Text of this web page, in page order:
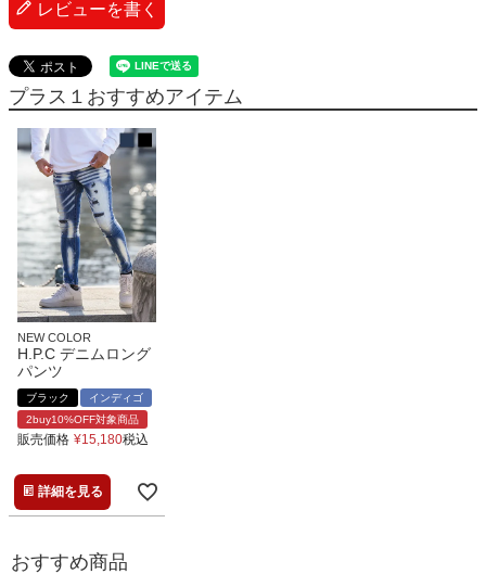
レビューを書く
プラス１おすすめアイテム
NEW COLOR
H.P.C デニムロング
パンツ
ブラック
インディゴ
2buy10%OFF対象商品
販売価格 ¥15,180税込
詳細を見る
おすすめ商品